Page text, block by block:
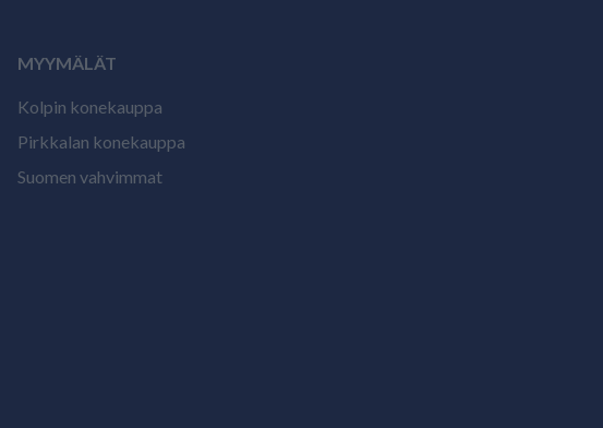
MYYMÄLÄT
Kolpin konekauppa
Pirkkalan konekauppa
Suomen vahvimmat